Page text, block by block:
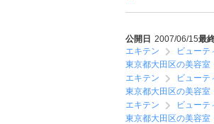
公開日 2007/06/15最
エキテン
ビューテ
東京都大田区の美容室
エキテン
ビューテ
東京都大田区の美容室
エキテン
ビューテ
東京都大田区の美容室